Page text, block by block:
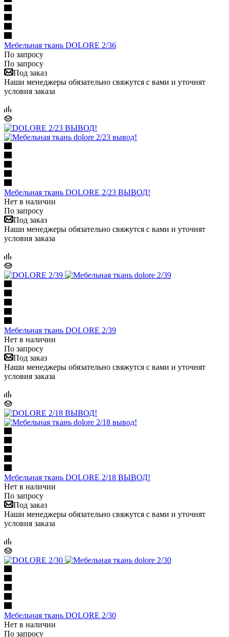
Мебельная ткань DOLORE 2/36
По запросу
По запросу
Под заказ
Наши менеджеры обязательно свяжутся с вами и уточнят
условия заказа
Мебельная ткань DOLORE 2/23 ВЫВОД!
Нет в наличии
По запросу
Под заказ
Наши менеджеры обязательно свяжутся с вами и уточнят
условия заказа
Мебельная ткань DOLORE 2/39
Нет в наличии
По запросу
Под заказ
Наши менеджеры обязательно свяжутся с вами и уточнят
условия заказа
Мебельная ткань DOLORE 2/18 ВЫВОД!
Нет в наличии
По запросу
Под заказ
Наши менеджеры обязательно свяжутся с вами и уточнят
условия заказа
Мебельная ткань DOLORE 2/30
Нет в наличии
По запросу